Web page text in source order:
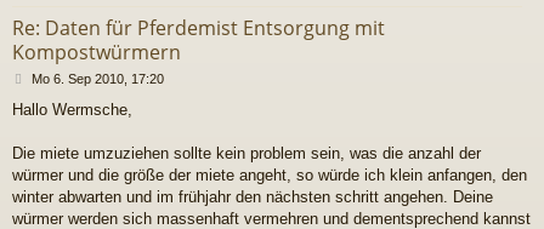
Re: Daten für Pferdemist Entsorgung mit
Kompostwürmern
B
i
r
a
Mo 6. Sep 2010, 17:20
Hallo Wermsche,
Die miete umzuziehen sollte kein problem sein, was die anzahl der
würmer und die größe der miete angeht, so würde ich klein anfangen, den
winter abwarten und im frühjahr den nächsten schritt angehen. Deine
würmer werden sich massenhaft vermehren und dementsprechend kannst